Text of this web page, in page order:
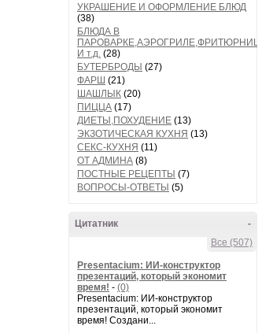
УКРАШЕНИЕ И ОФОРМЛЕНИЕ БЛЮД
(38)
БЛЮДА В
ПАРОВАРКЕ,АЭРОГРИЛЕ,ФРИТЮРНИЦЕ
И т.д. (28)
БУТЕРБРОДЫ (27)
ФАРШ (21)
ШАШЛЫК (20)
ПИЦЦА (17)
ДИЕТЫ,ПОХУДЕНИЕ (13)
ЭКЗОТИЧЕСКАЯ КУХНЯ (13)
СЕКС-КУХНЯ (11)
ОТ АДМИНА (8)
ПОСТНЫЕ РЕЦЕПТЫ (7)
ВОПРОСЫ-ОТВЕТЫ (5)
-
Цитатник
Все (507)
Presentacium: ИИ‑конструктор
презентаций, который экономит
время! - (0)
Presentacium: ИИ‑конструктор
презентаций, который экономит
время! Создани...